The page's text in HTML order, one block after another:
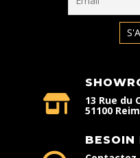
13 Rue du
51100
BESOIN